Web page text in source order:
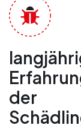
der